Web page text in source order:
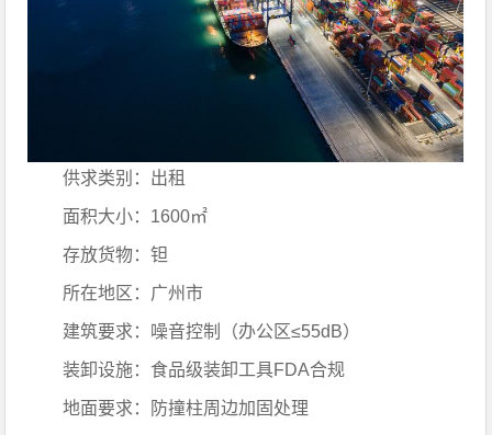
供求类别：出租
面积大小：1600㎡
存放货物：钽
所在地区：广州市
建筑要求：噪音控制（办公区≤55dB）
装卸设施：食品级装卸工具FDA合规
地面要求：防撞柱周边加固处理